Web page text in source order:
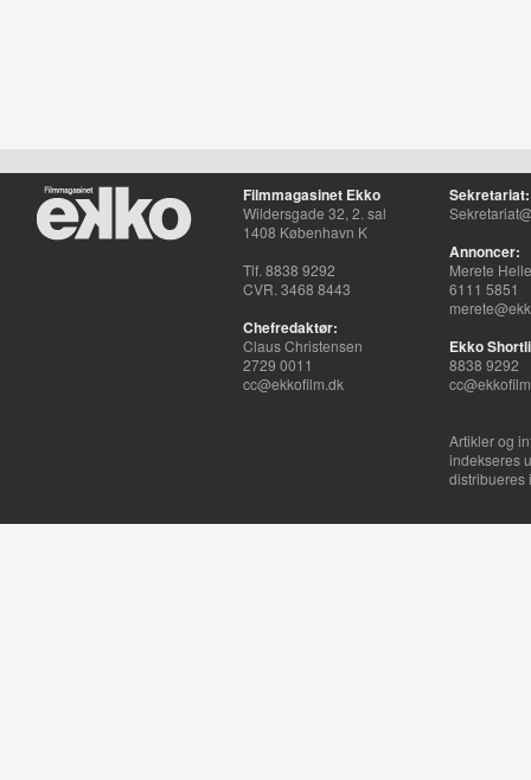
Filmmagasinet Ekko
Wildersgade 32, 2. sal
1408 København K
Tlf. 8838 9292
CVR. 3468 8443
Chefredaktør:
Claus Christensen
2729 0011
cc@ekkofilm.dk
Sekretariat:
Annoncer:
Merete
6111 5851
Ekko
8838 9292
Artikler og
indekseres
distribueres